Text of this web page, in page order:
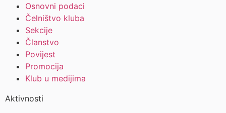
Osnovni podaci
Čelništvo kluba
Sekcije
Članstvo
Povijest
Promocija
Klub u medijima
Aktivnosti